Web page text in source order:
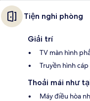
Tiện nghi phòng
Giải trí
TV màn hình
Truyền hình cáp
Thoải mái như
Máy điều hòa